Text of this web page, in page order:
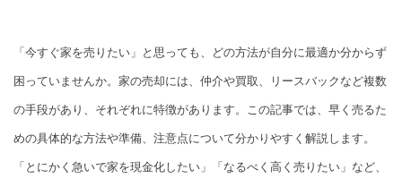
「今すぐ家を売りたい」と思っても、どの方法が自分に最適か分からず
困っていませんか。家の売却には、仲介や買取、リースバックなど複数
の手段があり、それぞれに特徴があります。この記事では、早く売るた
めの具体的な方法や準備、注意点について分かりやすく解説します。
「とにかく急いで家を現金化したい」「なるべく高く売りたい」など、